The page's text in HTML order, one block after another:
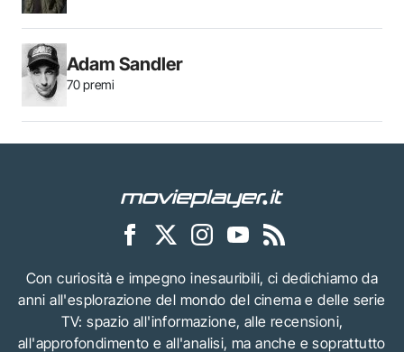
Adam Sandler
70 premi
Con curiosità e impegno inesauribili, ci dedichiamo da
anni all'esplorazione del mondo del cinema e delle serie
TV: spazio all'informazione, alle recensioni,
all'approfondimento e all'analisi, ma anche e soprattutto